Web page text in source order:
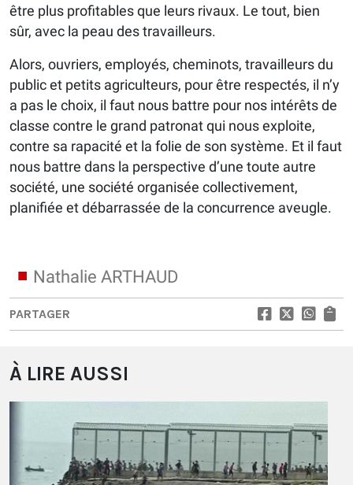
être plus profitables que leurs rivaux. Le tout, bien
sûr, avec la peau des travailleurs.
Alors, ouvriers, employés, cheminots, travailleurs du
public et petits agriculteurs, pour être respectés, il n’y
a pas le choix, il faut nous battre pour nos intérêts de
classe contre le grand patronat qui nous exploite,
contre sa rapacité et la folie de son système. Et il faut
nous battre dans la perspective d’une toute autre
société, une société organisée collectivement,
planifiée et débarrassée de la concurrence aveugle.
Nathalie ARTHAUD
PARTAGER
À LIRE AUSSI